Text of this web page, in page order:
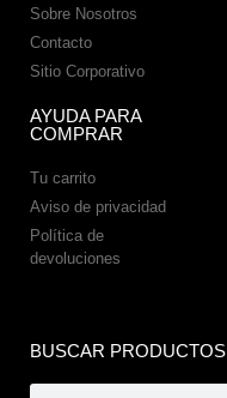
Sobre Nosotros
Contacto
Sitio Corporativo
AYUDA PARA
COMPRAR
Tu carrito
Aviso de privacidad
Política de
devoluciones
BUSCAR PRODUCTOS